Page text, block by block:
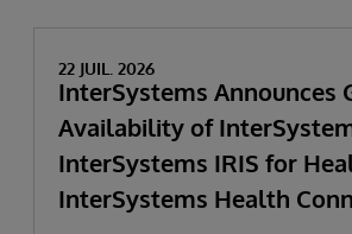
22 JUIL. 2026
InterSystems Announces
Availability of
InterSystems IRIS for
InterSystems Health